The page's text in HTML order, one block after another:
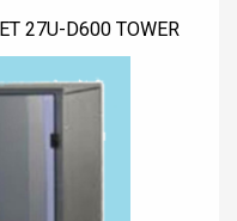
27U-D600 TOWER